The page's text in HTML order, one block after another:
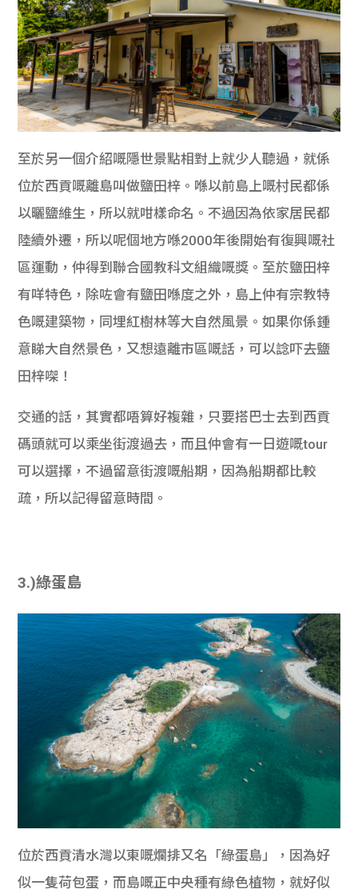
至於另一個介紹嘅隱世景點相對上就少人聽過，就係
位於西貢嘅離島叫做鹽田梓。喺以前島上嘅村民都係
以曬鹽維生，所以就咁樣命名。不過因為依家居民都
陸續外遷，所以呢個地方喺2000年後開始有復興嘅社
區運動，仲得到聯合國教科文組織嘅獎。至於鹽田梓
有咩特色，除咗會有鹽田喺度之外，島上仲有宗教特
色嘅建築物，同埋紅樹林等大自然風景。如果你係鍾
意睇大自然景色，又想遠離市區嘅話，可以諗吓去鹽
田梓㗎！
交通的話，其實都唔算好複雜，只要搭巴士去到西貢
碼頭就可以乘坐街渡過去，而且仲會有一日遊嘅tour
可以選擇，不過留意街渡嘅船期，因為船期都比較
疏，所以記得留意時間。
3.)綠蛋島
位於西貢清水灣以東嘅爛排又名「綠蛋島」，因為好
似一隻荷包蛋，而島嘅正中央種有綠色植物，就好似